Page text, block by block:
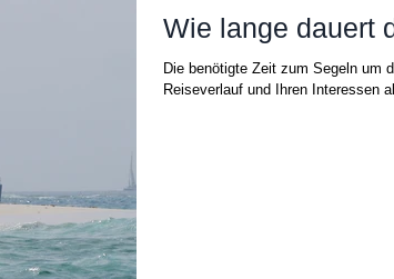
Wie lange dauert
Die benötigte Zeit zum Segeln um
Reiseverlauf und Ihren Interessen